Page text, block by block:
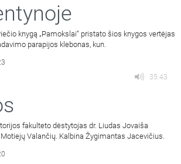
knygą „Pamokslai“ pristato šios knygos vertėjas
parapijos klebonas, kun.
35:43
fakulteto dėstytojas dr. Liudas Jovaiša
Valančių. Kalbina Žygimantas Jacevičius.